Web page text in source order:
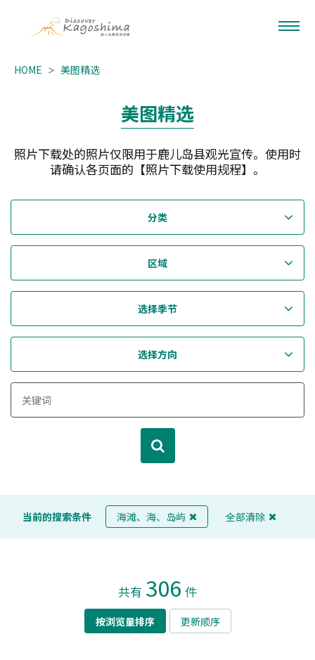
HOME 美图精选
美图精选
照片下载处的照片仅限用于鹿儿岛县观光宣传。使用时
请确认各页面的【照片下载使用规程】。
分类
区域
选择季节
选择方向
当前的搜索条件 海滩、海、岛屿 全部清除
共有 306 件
按浏览量排序 更新顺序